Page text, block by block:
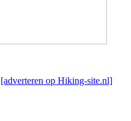
[adverteren op Hiking-site.nl]